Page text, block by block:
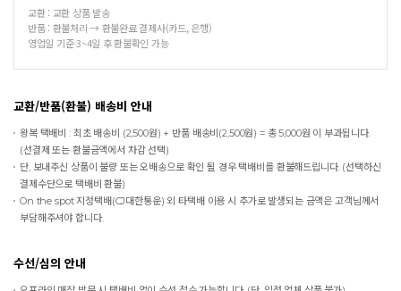
교환 : 교환 상품 발송
반품 : 환불처리 → 환불완료 결제사(카드, 은행)
영업일 기준 3~4일 후 환불확인 가능
교환/반품(환불) 배송비 안내
왕복 택배비 : 최초 배송비 (2,500원) + 반품 배송비(2,500원) = 총 5,000원 이 부과됩니다.
(선결제 또는 환불금액에서 차감 선택)
단, 보내주신 상품이 불량 또는 오배송으로 확인 될 경우 택배비를 환불해드립니다. (선택하신
결제수단으로 택배비 환불)
On the spot지정택배(CJ대한통운) 외 타택배 이용 시 추가로 발생되는 금액은 고객님께서
부담해주셔야 합니다.
수선/심의 안내